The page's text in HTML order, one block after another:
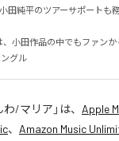
小田純平のツアーサポートも
小田作品の中でもファン
グル
わ/マリア 」は、 Apple
、 Amazon Music